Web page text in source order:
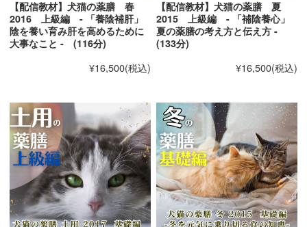
【配信教材】犬猫の薬膳 春
2016 上級編 - 「養陰補肝」
陰を養い育み肝を高めるために
大事なこと - (116分)
¥16,500(税込)
【配信教材】犬猫の薬膳 夏
2015 上級編 - 「補陰養心」
夏の薬膳の考え方と伝え方 -
(133分)
¥16,500(税込)